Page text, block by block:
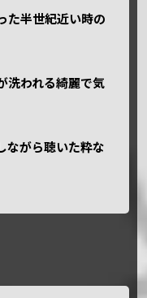
た半世紀近い時の
洗われる綺麗で気
ながら聴いた粋な